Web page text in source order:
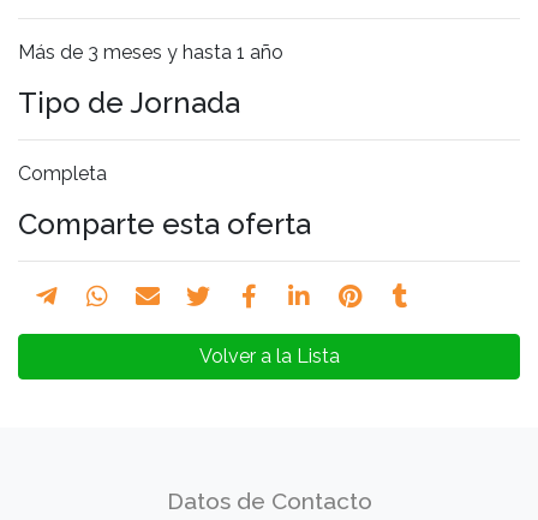
Más de 3 meses y hasta 1 año
Tipo de Jornada
Completa
Comparte esta oferta
Volver a la Lista
Datos de Contacto